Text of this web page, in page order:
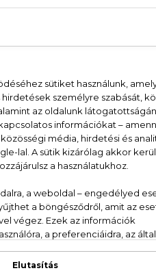
Homme Eau De
Toilette Fraiche
16.460 Ft
-tól
visszaküldési
ügyfélszolgálatunkat:+36